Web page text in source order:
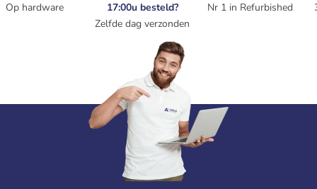
Op hardware
17:00u besteld?
Zelfde dag verzonden
Nr 1 in Refurbished